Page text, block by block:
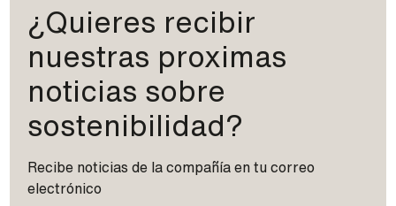
¿Quieres recibir
nuestras proximas
noticias sobre
sostenibilidad?
Recibe noticias de la compañía en tu correo
electrónico